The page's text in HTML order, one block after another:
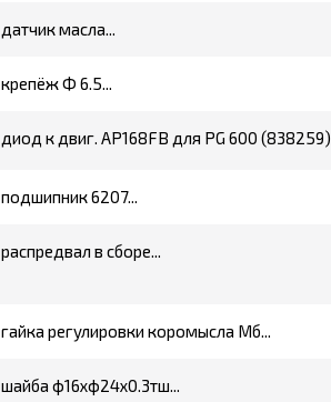
датчик масла...
крепёж Ф 6.5...
диод к двиг. AP168FВ для PG 600 (838259)
подшипник 6207...
распредвал в сборе...
гайка регулировки коромысла Мб...
шайба ф16хф24х0.3тш...